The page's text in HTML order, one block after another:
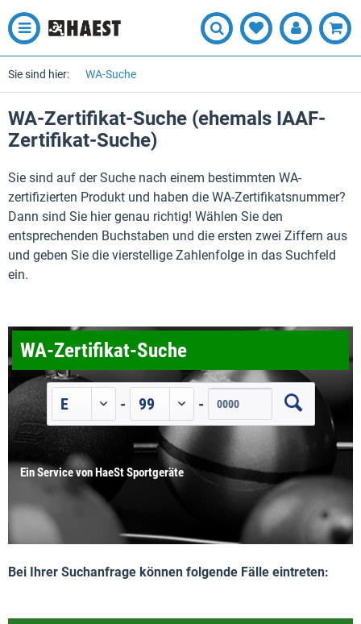
Sie sind hier: WA-Suche
WA-Zertifikat-Suche
- -
Ein Service von HaeSt Sportgeräte
WA-Zertifikat-Suche (ehemals IAAF-
Zertifikat-Suche)
Sie sind auf der Suche nach einem bestimmten WA-
zertifizierten Produkt und haben die WA-Zertifikatsnummer?
Dann sind Sie hier genau richtig! Wählen Sie den
entsprechenden Buchstaben und die ersten zwei Ziffern aus
und geben Sie die vierstellige Zahlenfolge in das Suchfeld
ein.
Bei Ihrer Suchanfrage können folgende Fälle eintreten: